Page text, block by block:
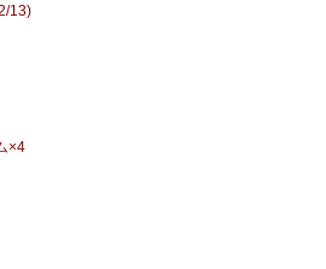
13)
×4